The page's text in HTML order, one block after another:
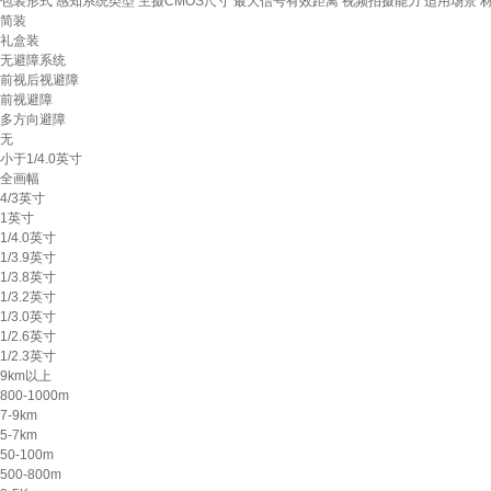
简装
礼盒装
无避障系统
前视后视避障
前视避障
多方向避障
无
小于1/4.0英寸
全画幅
4/3英寸
1英寸
1/4.0英寸
1/3.9英寸
1/3.8英寸
1/3.2英寸
1/3.0英寸
1/2.6英寸
1/2.3英寸
9km以上
800-1000m
7-9km
5-7km
50-100m
500-800m